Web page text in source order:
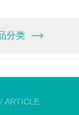
分类
/ ARTICLE